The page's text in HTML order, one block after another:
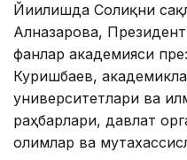
Йиғилишда Соғлиқни
Алназарова,
фанлар академияси
Куришбаев,
университетлари ва
раҳбарлари, давлат
олимлар ва